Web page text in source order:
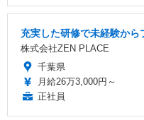
充実した研修で未経験から
株式会社ZEN PLACE
千葉県
月給26万3,000円～
正社員